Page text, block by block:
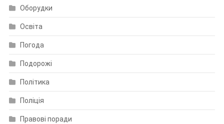
Оборудки
Освіта
Погода
Подорожі
Політика
Поліція
Правові поради